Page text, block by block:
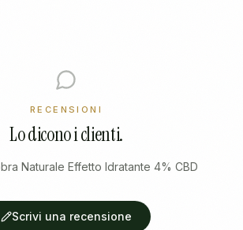
RECENSIONI
Lo dicono i clienti.
Naturale Effetto Idratante 4% CBD
Scrivi una recensione